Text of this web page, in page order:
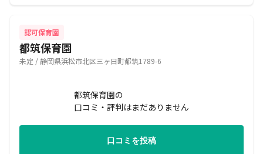
認可保育園
都筑保育園
未定 / 静岡県浜松市北区三ヶ日町都筑1789-6
都筑保育園の
口コミ・評判はまだありません
口コミを投稿